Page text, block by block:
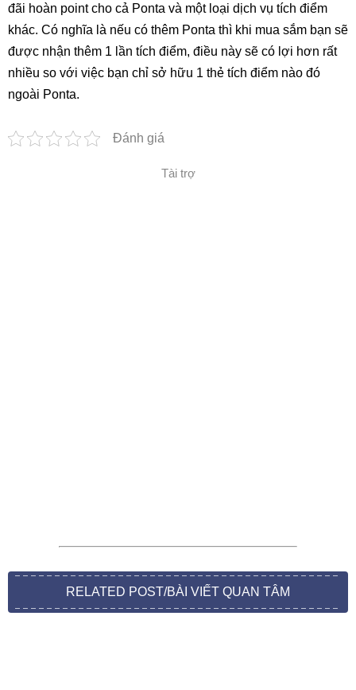
đãi hoàn point cho cả Ponta và một loại dịch vụ tích điểm
khác. Có nghĩa là nếu có thêm Ponta thì khi mua sắm bạn sẽ
được nhận thêm 1 lần tích điểm, điều này sẽ có lợi hơn rất
nhiều so với việc bạn chỉ sở hữu 1 thẻ tích điểm nào đó
ngoài Ponta.
Đánh giá
Tài trợ
RELATED POST/BÀI VIẾT QUAN TÂM